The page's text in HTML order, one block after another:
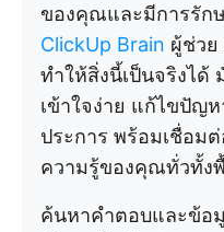
ของคุณและมีการรัก
ClickUp Brain ผู้ช่วย
ทำให้สิ่งนี้เป็นจริงได้
เข้าใจง่าย แก้ไขปัญ
ประการ พร้อมเชื่อม
ความรู้ของคุณทั่วทั้ง
ค้นหาคำตอบและข้อ